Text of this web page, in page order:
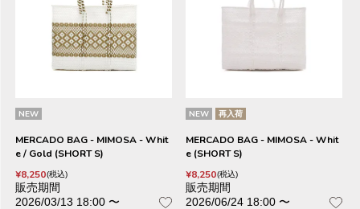
NEW
MERCADO BAG - MIMOSA - Whit
e / Gold (SHORT S)
¥8,250 税込
販売期間
2026/03/13 18:00 〜
NEW 再入荷
MERCADO BAG - MIMOSA - Whit
e (SHORT S)
¥8,250 税込
販売期間
2026/06/24 18:00 〜